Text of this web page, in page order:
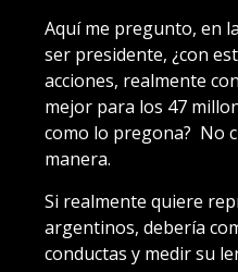
Aquí me pregunto, en
ser presidente, ¿con
acciones, realmente
mejor para los 47
como lo pregona? No
manera.
Si realmente quiere
argentinos, debería
conductas y medir su